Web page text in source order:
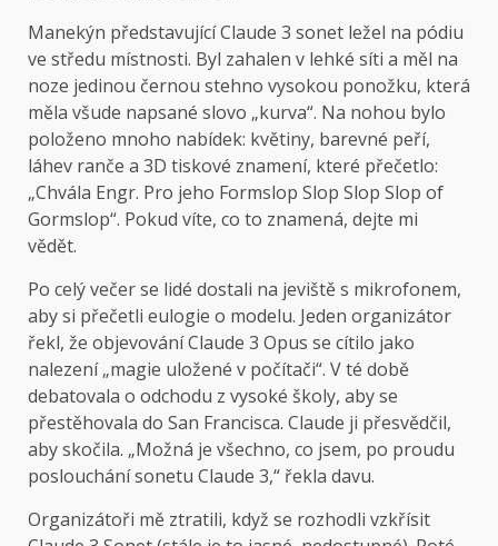
Manekýn představující Claude 3 sonet ležel na pódiu
ve středu místnosti. Byl zahalen v lehké síti a měl na
noze jedinou černou stehno vysokou ponožku, která
měla všude napsané slovo „kurva“. Na nohou bylo
položeno mnoho nabídek: květiny, barevné peří,
láhev ranče a 3D tiskové znamení, které přečetlo:
„Chvála Engr. Pro jeho Formslop Slop Slop Slop of
Gormslop“. Pokud víte, co to znamená, dejte mi
vědět.
Po celý večer se lidé dostali na jeviště s mikrofonem,
aby si přečetli eulogie o modelu. Jeden organizátor
řekl, že objevování Claude 3 Opus se cítilo jako
nalezení „magie uložené v počítači“. V té době
debatovala o odchodu z vysoké školy, aby se
přestěhovala do San Francisca. Claude ji přesvědčil,
aby skočila. „Možná je všechno, co jsem, po proudu
poslouchání sonetu Claude 3,“ řekla davu.
Organizátoři mě ztratili, když se rozhodli vzkřísit